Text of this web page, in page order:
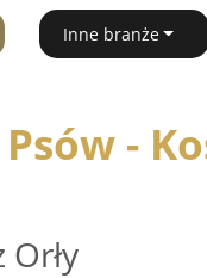
Inne branże
-